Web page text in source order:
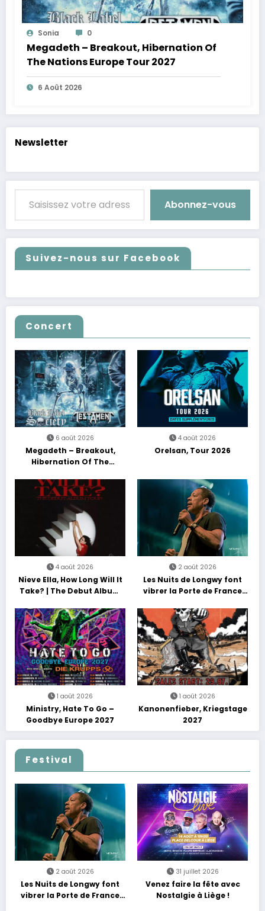
Sonia 0
Megadeth – Breakout, Hibernation Of
The Nations Europe Tour 2027
6 Août 2026
Newsletter
Saisissez votre adresse e-mail…
Abonnez-vous
Suivez-nous sur Facebook
Concert
6 août 2026
Megadeth – Breakout,
Hibernation Of The
4 août 2026
Orelsan, Tour 2026
4 août 2026
Nieve Ella, How Long Will It
Take? | The Debut Album
2 août 2026
Les Nuits de Longwy font
vibrer la Porte de France
découvertes et énergie
reggae
1 août 2026
Ministry, Hate To Go –
Goodbye Europe 2027
1 août 2026
Kanonenfieber, Kriegstage
2027
Festival
2 août 2026
Les Nuits de Longwy font
vibrer la Porte de France
31 juillet 2026
Venez faire la fête avec
Nostalgie à Liège !